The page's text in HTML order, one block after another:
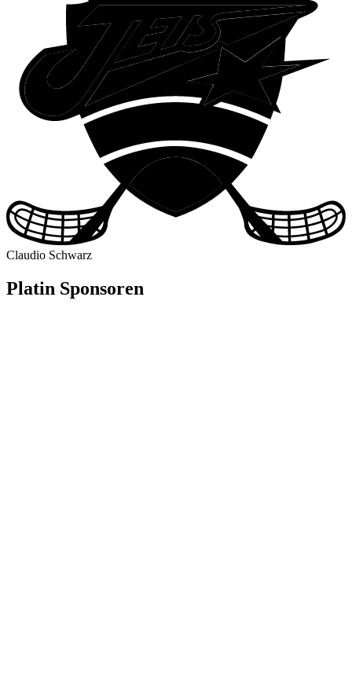
Claudio Schwarz
Platin Sponsoren